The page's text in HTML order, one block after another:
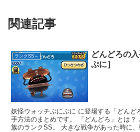
関連記事
ランクSS～
どんどろの
ぷに］
妖怪ウォッチぷにぷに に登場する「どんど
手方法のまとめです。 「どんどろ」とは？
族のランクSS。 大きな戦争があった時に